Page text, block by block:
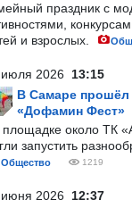
праздник с
и взрослых.
2026 13:15
В Самаре
«Дофамин Фест»
площадке около ТК
запустить
Общество 1219
2026 12:37